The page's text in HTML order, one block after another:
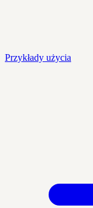
Przykłady użycia